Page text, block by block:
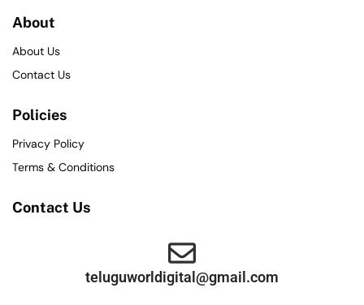
About
About Us
Contact Us
Policies
Privacy Policy
Terms & Conditions
Contact Us
teluguworldigital@gmail.com